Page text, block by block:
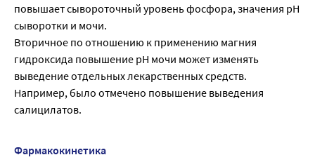
повышает сывороточный уровень фосфора, значения рН
сыворотки и мочи.
Вторичное по отношению к применению магния
гидроксида повышение рН мочи может изменять
выведение отдельных лекарственных средств.
Например, было отмечено повышение выведения
салицилатов.
Фармакокинетика